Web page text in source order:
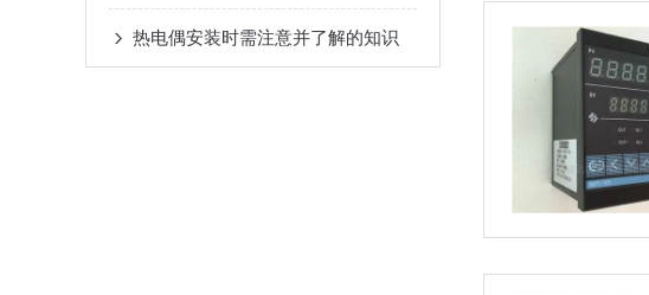
热电偶安装时需注意并了解的知识